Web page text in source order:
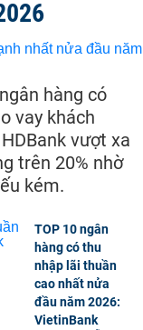
hàng có
vay khách
vượt xa
trên 20% nhờ
kém.
TOP 10 ngân
hàng có thu
nhập lãi thuần
cao nhất nửa
đầu năm 2026:
VietinBank